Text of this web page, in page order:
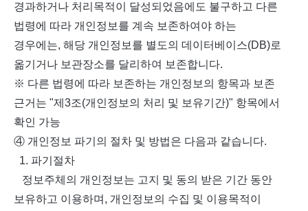
경과하거나 처리목적이 달성되었음에도 불구하고 다른
법령에 따라 개인정보를 계속 보존하여야 하는
경우에는, 해당 개인정보를 별도의 데이터베이스(DB)로
옮기거나 보관장소를 달리하여 보존합니다.
※ 다른 법령에 따라 보존하는 개인정보의 항목과 보존
근거는 "제3조(개인정보의 처리 및 보유기간)" 항목에서
확인 가능
④ 개인정보 파기의 절차 및 방법은 다음과 같습니다.
1. 파기절차
정보주체의 개인정보는 고지 및 동의 받은 기간 동안
보유하고 이용하며, 개인정보의 수집 및 이용목적이